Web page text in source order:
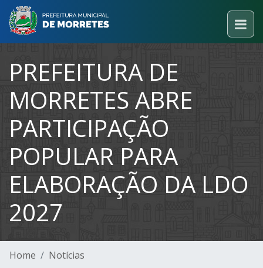
PREFEITURA DE
MORRETES ABRE
PARTICIPAÇÃO
POPULAR PARA
ELABORAÇÃO DA LDO
2027
Home Notícias